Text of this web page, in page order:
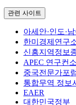
관련 사이트
아세안·인도·
한미경제연구
신흥지역정보
APEC 연구컨
중국전문가포
통합무역 정보
EAER
대한민국정부